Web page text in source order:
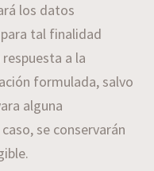
los datos
tal finalidad
a la
formulada, salvo
alguna
se conservarán